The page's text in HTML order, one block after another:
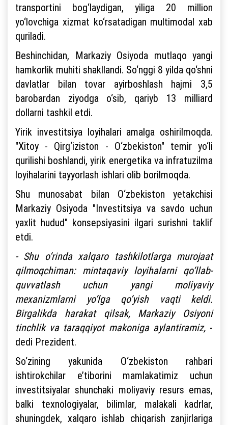
transportini bog‘laydigan, yiliga 20 million
yo‘lovchiga xizmat ko‘rsatadigan multimodal xab
quriladi.
Beshinchidan, Markaziy Osiyoda mutlaqo yangi
hamkorlik muhiti shakllandi. So‘nggi 8 yilda qo‘shni
davlatlar bilan tovar ayirboshlash hajmi 3,5
barobardan ziyodga o‘sib, qariyb 13 milliard
dollarni tashkil etdi.
Yirik investitsiya loyihalari amalga oshirilmoqda.
"Xitoy - Qirg‘iziston - O‘zbekiston" temir yo‘li
qurilishi boshlandi, yirik energetika va infratuzilma
loyihalarini tayyorlash ishlari olib borilmoqda.
Shu munosabat bilan O‘zbekiston yetakchisi
Markaziy Osiyoda "Investitsiya va savdo uchun
yaxlit hudud" konsepsiyasini ilgari surishni taklif
etdi.
- Shu o‘rinda xalqaro tashkilotlarga murojaat
qilmoqchiman: mintaqaviy loyihalarni qo‘llab-
quvvatlash uchun yangi moliyaviy
mexanizmlarni yo‘lga qo‘yish vaqti keldi.
Birgalikda harakat qilsak, Markaziy Osiyoni
tinchlik va taraqqiyot makoniga aylantiramiz, -
dedi Prezident.
So‘zining yakunida O‘zbekiston rahbari
ishtirokchilar e’tiborini mamlakatimiz uchun
investitsiyalar shunchaki moliyaviy resurs emas,
balki texnologiyalar, bilimlar, malakali kadrlar,
shuningdek, xalqaro ishlab chiqarish zanjirlariga